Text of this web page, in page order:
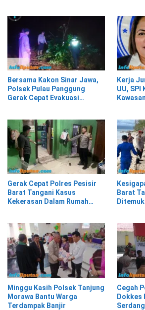
Bersama Kakon Sinar Jawa,
Polsek Pulau Panggung
Gerak Cepat Evakuasi
Kerja
UU, SPI
Gerak Cepat Polres Pesisir
Barat Tangani Kasus
Kekerasan Dalam Rumah
Barat
Minggu Kasih Polsek Tanjung
Morawa Bantu Warga
Terdampak Banjir
Cegah
Dokkes